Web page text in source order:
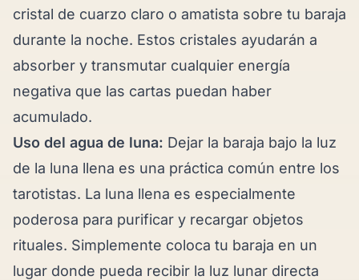
cristal de cuarzo claro o amatista sobre tu baraja
durante la noche. Estos cristales ayudarán a
absorber y transmutar cualquier energía
negativa que las cartas puedan haber
acumulado.
Uso del agua de luna: Dejar la baraja bajo la luz
de la luna llena es una práctica común entre los
tarotistas. La luna llena es especialmente
poderosa para purificar y recargar objetos
rituales. Simplemente coloca tu baraja en un
lugar donde pueda recibir la luz lunar directa